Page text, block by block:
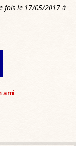
fois le 17/05/2017 à
ami